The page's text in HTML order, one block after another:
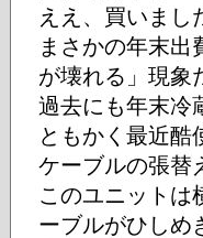
ええ、買いまし
まさかの年末
が壊れる」現象
過去にも年末冷
ともかく最近酷
ケーブルの張替
このユニットは
ーブルがひしめ